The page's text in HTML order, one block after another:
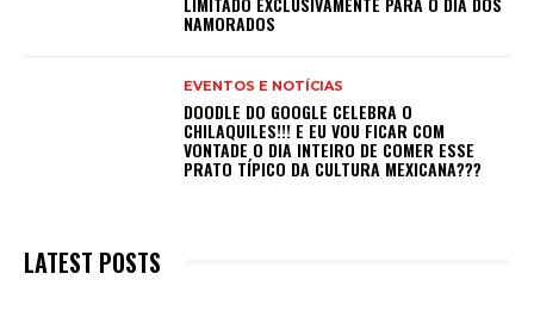
NAMORADOS
EVENTOS E NOTÍCIAS
DOODLE DO GOOGLE CELEBRA O
CHILAQUILES!!! E EU VOU FICAR COM
VONTADE O DIA INTEIRO DE COMER ESSE
PRATO TÍPICO DA CULTURA MEXICANA???
LATEST POSTS